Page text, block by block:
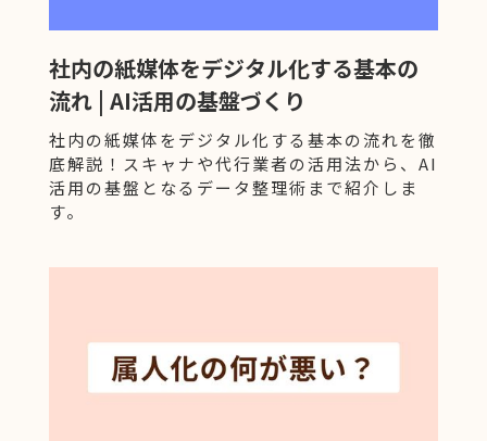
社内の紙媒体をデジタル化する基本の
流れ | AI活用の基盤づくり
社内の紙媒体をデジタル化する基本の流れを徹
底解説！スキャナや代行業者の活用法から、AI
活用の基盤となるデータ整理術まで紹介しま
す。